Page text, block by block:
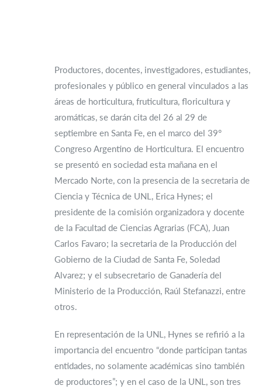
Productores, docentes, investigadores, estudiantes,
profesionales y público en general vinculados a las
áreas de horticultura, fruticultura, floricultura y
aromáticas, se darán cita del 26 al 29 de
septiembre en Santa Fe, en el marco del 39°
Congreso Argentino de Horticultura. El encuentro
se presentó en sociedad esta mañana en el
Mercado Norte, con la presencia de la secretaria de
Ciencia y Técnica de UNL, Erica Hynes; el
presidente de la comisión organizadora y docente
de la Facultad de Ciencias Agrarias (FCA), Juan
Carlos Favaro; la secretaria de la Producción del
Gobierno de la Ciudad de Santa Fe, Soledad
Alvarez; y el subsecretario de Ganadería del
Ministerio de la Producción, Raúl Stefanazzi, entre
otros.
En representación de la UNL, Hynes se refirió a la
importancia del encuentro “donde participan tantas
entidades, no solamente académicas sino también
de productores”; y en el caso de la UNL, son tres